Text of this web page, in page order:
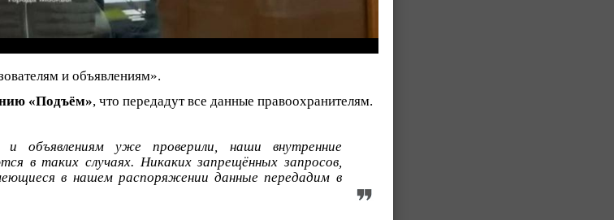
и объявлениям».
«Подъём», что передадут все данные правоохранителям.
объявлениям уже проверили, наши внутренние
в таких случаях. Никаких запрещённых запросов,
в нашем распоряжении данные передадим в